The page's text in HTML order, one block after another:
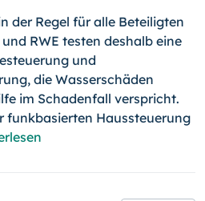
der Regel für alle Beteiligten
RWE testen deshalb eine
und
die Wasserschäden
im Schadenfall verspricht.
funk­basierten Haus­steuerung